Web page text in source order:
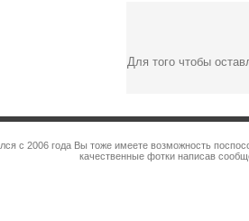
Для того чтобы
с 2006 года Вы тоже имеете возможность
качественные фотки написав